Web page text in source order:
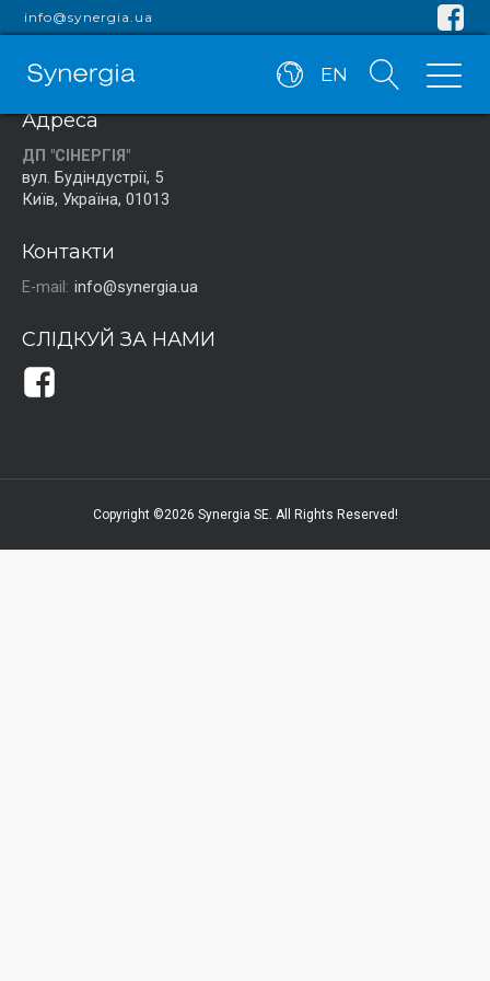
info@synergia.ua
EN
Адреса
ДП "СІНЕРГІЯ"
вул. Будіндустрії, 5
Київ, Україна, 01013
Контакти
E-mail: info@synergia.ua
СЛІДКУЙ ЗА НАМИ
Copyright ©2026 Synergia SE. All Rights Reserved!